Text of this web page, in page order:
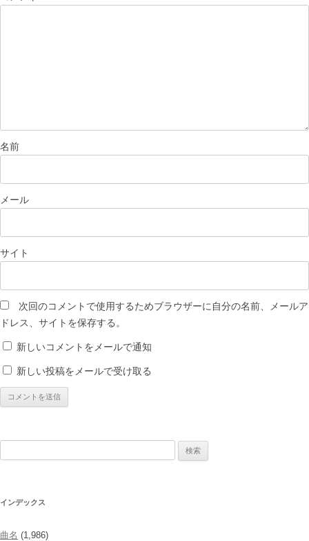
名前
メール
サイト
次回のコメントで使用するためブラウザーに自分の名前、メールア
ドレス、サイトを保存する。
新しいコメントをメールで通知
新しい投稿をメールで受け取る
インデックス
曲名 (1,986)